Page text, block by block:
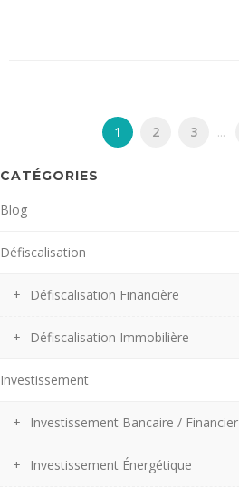
1 2 3 ...
CATÉGORIES
Blog
Défiscalisation
Défiscalisation Financière
Défiscalisation Immobilière
Investissement
Investissement Bancaire / Financier
Investissement Énergétique